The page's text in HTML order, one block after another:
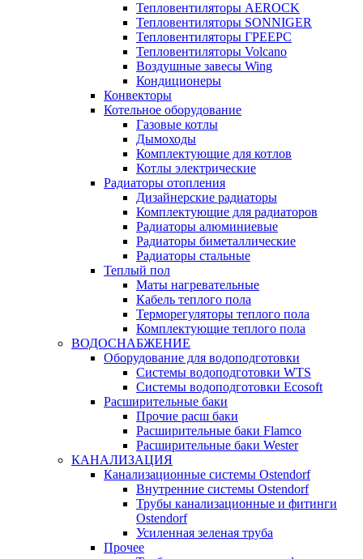
Тепловентиляторы AEROCK
Тепловентиляторы SONNIGER
Тепловентиляторы ГРЕЕРС
Тепловентиляторы Volcano
Воздушные завесы Wing
Кондиционеры
Конвекторы
Котельное оборудование
Газовые котлы
Дымоходы
Комплектующие для котлов
Котлы электрические
Радиаторы отопления
Дизайнерские радиаторы
Комплектующие для радиаторов
Радиаторы алюминиевые
Радиаторы биметаллические
Радиаторы стальные
Теплый пол
Маты нагревательные
Кабель теплого пола
Терморегуляторы теплого пола
Комплектующие теплого пола
ВОДОСНАБЖЕНИЕ
Оборудование для водоподготовки
Системы водоподготовки WTS
Системы водоподготовки Ecosoft
Расширительные баки
Прочие расш баки
Расширительные баки Flamco
Расширительные баки Wester
КАНАЛИЗАЦИЯ
Канализационные системы Ostendorf
Внутренние системы Ostendorf
Трубы канализационные и фитинги
Ostendorf
Усиленная зеленая труба
Прочее